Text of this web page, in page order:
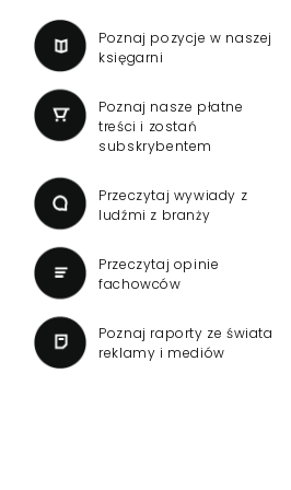
Poznaj pozycje w naszej
księgarni
Poznaj nasze płatne
treści i zostań
subskrybentem
Przeczytaj wywiady z
ludźmi z branży
Przeczytaj opinie
fachowców
Poznaj raporty ze świata
reklamy i mediów